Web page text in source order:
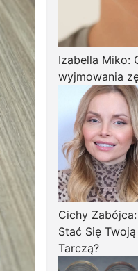
Izabella Miko:
wyjmowania
Cichy
Stać Się
Tarczą?